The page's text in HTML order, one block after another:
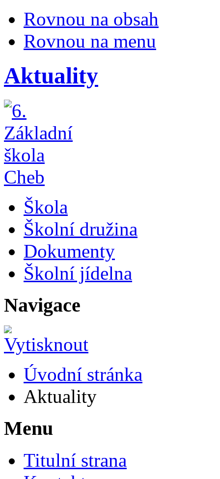
Rovnou na obsah
Rovnou na menu
Aktuality
Škola
Školní družina
Dokumenty
Školní jídelna
Navigace
Úvodní stránka
Aktuality
Menu
Titulní strana